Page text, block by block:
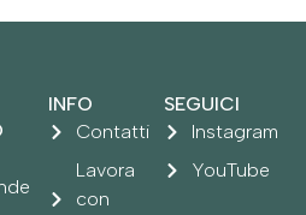
INFO
Contatti
Lavora
con
SEGUICI
Instagram
YouTube